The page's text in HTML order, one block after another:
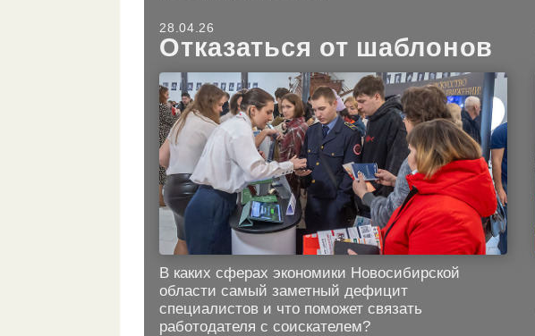
28.04.26
Отказаться от шаблонов
В каких сферах экономики Новосибирской
области самый заметный дефицит
специалистов и что поможет связать
работодателя с соискателем?